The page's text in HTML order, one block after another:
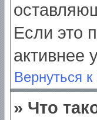
Если это
активнее
Вернуться
» Что